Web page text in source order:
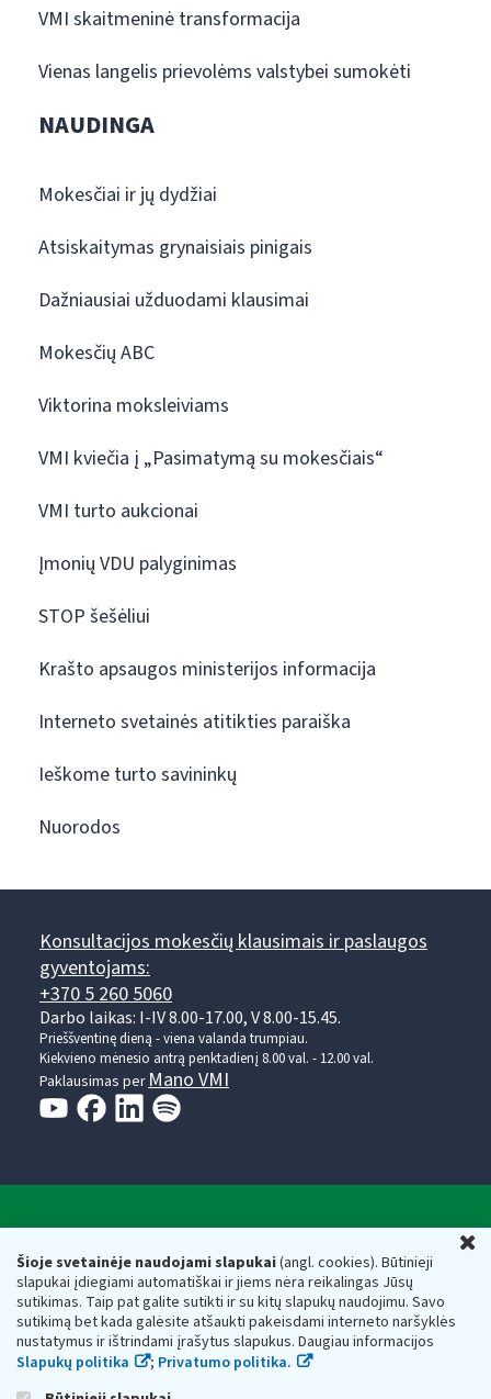
Šioje svetainėje naudojami slapukai(angl. cookies). Būtinieji
slapukai įdiegiami automatiškai ir jiems nėra reikalingas Jūsų
sutikimas. Taip pat galite sutikti ir su kitų slapukų naudojimu. Savo
sutikimą bet kada galėsite atšaukti pakeisdami interneto naršyklės
nustatymus ir ištrindami įrašytus slapukus. Daugiau informacijos
Slapukų politika
; Privatumo politika.
VMI skaitmeninė transformacija
Vienas langelis prievolėms valstybei sumokėti
NAUDINGA
Mokesčiai ir jų dydžiai
Atsiskaitymas grynaisiais pinigais
Dažniausiai užduodami klausimai
Mokesčių ABC
Viktorina moksleiviams
VMI kviečia į „Pasimatymą su mokesčiais“
VMI turto aukcionai
Įmonių VDU palyginimas
STOP šešėliui
Krašto apsaugos ministerijos informacija
Interneto svetainės atitikties paraiška
Ieškome turto savininkų
Nuorodos
Konsultacijos mokesčių klausimais ir paslaugos
gyventojams:
+370 5 260 5060
Darbo laikas: I-IV 8.00-17.00, V 8.00-15.45.
Prieššventinę dieną - viena valanda trumpiau.
Kiekvieno mėnesio antrą penktadienį 8.00 val. - 12.00 val.
Paklausimas per Mano VMI
Respublikos finansų ministerijos
Biudžetinė įstaiga. Juridinio asmens kodas — 188659752,
adresas: Vasario 16-osios g. 14, 01107 Vilnius, Lietuva, el.paštas:
vmi@vmi.lt, E. pristatymo dėžutės adresas 188659752
Duomenys apie Valstybinę mokesčių inspekciją prie Lietuvos
Respublikos finansų ministerijos kaupiami ir saugomi Juridinių